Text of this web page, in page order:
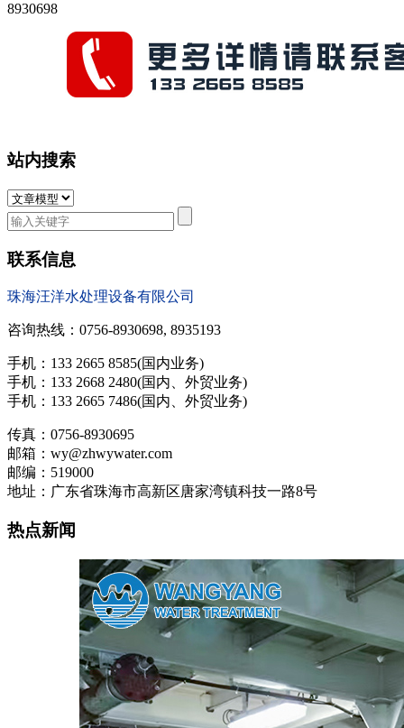
8930698
站内搜索
联系信息
珠海汪洋水处理设备有限公司
咨询热线：0756-8930698, 8935193
手机：133 2665 8585(国内业务)
手机：133 2668 2480(国内、外贸业务)
手机：133 2665 7486(国内、外贸业务)
传真：0756-8930695
邮箱：wy@zhwywater.com
邮编：519000
地址：广东省珠海市高新区唐家湾镇科技一路8号
热点新闻